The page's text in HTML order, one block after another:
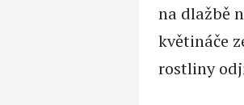
na dlažbě
květináče
rostliny